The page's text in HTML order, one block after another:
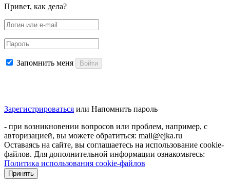
Привет, как дела?
Запомнить меня Войти
Зарегистрироваться или Напомнить пароль
- при возникновении вопросов или проблем, например, с
авторизацией, вы можете обратиться: mail@ejka.ru
Оставаясь на сайте, вы соглашаетесь на использование cookie-
файлов. Для дополнительной информации ознакомьтесь:
Политика использования cookie-файлов
Принять